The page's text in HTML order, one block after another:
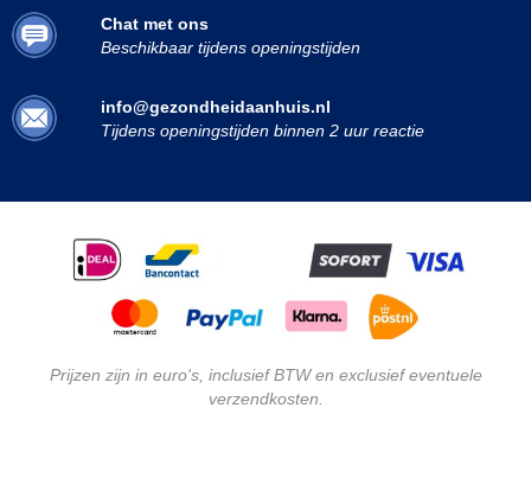
Chat met ons
Beschikbaar tijdens openingstijden
info@gezondheidaanhuis.nl
Tijdens openingstijden binnen 2 uur reactie
Prijzen zijn in euro's, inclusief BTW en exclusief eventuele
verzendkosten.